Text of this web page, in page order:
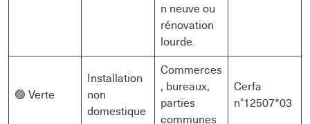
n neuve ou
rénovation
lourde.
🟢 Verte
Installation
non
domestique
Commerces
, bureaux,
parties
communes
Cerfa
n°12507*03